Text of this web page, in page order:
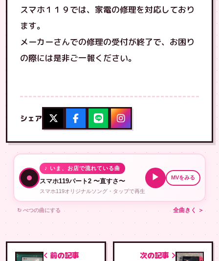
スマホ１１９では、家電の修理を対応しており
ます。
メーカーさんでの修理の受付が終了で、お困り
の際には是非ご一報ください。
シェア
♪ いま、お店で流れている曲
スマホ119パート2 〜直すさ〜
スマホ119オリジナルソング・タップで再生
▶ MVをみる
↻ べつの曲にする 全曲きく ＞
前の記事
次の記事